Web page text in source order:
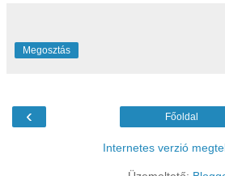
Megosztás
‹ Főoldal
Internetes verzió